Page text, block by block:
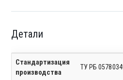
Детали
Стандартизация
производства
ТУ РБ